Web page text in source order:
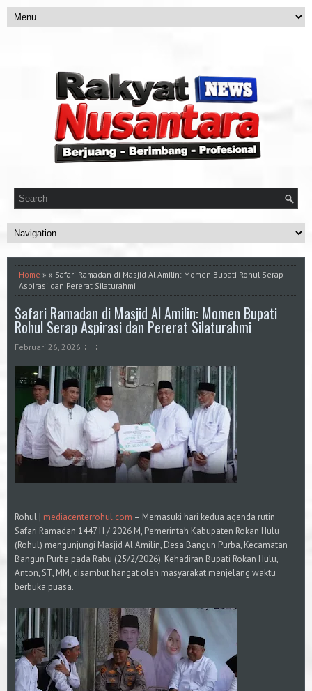
Home » » Safari Ramadan di Masjid Al Amilin: Momen Bupati Rohul Serap
Aspirasi dan Pererat Silaturahmi
Safari Ramadan di Masjid Al Amilin: Momen Bupati
Rohul Serap Aspirasi dan Pererat Silaturahmi
Februari 26, 2026
Rohul | mediacenterrohul.com – Memasuki hari kedua agenda rutin
Safari Ramadan 1447 H / 2026 M, Pemerintah Kabupaten Rokan Hulu
(Rohul) mengunjungi Masjid Al Amilin, Desa Bangun Purba, Kecamatan
Bangun Purba pada Rabu (25/2/2026). Kehadiran Bupati Rokan Hulu,
Anton, ST, MM, disambut hangat oleh masyarakat menjelang waktu
berbuka puasa.